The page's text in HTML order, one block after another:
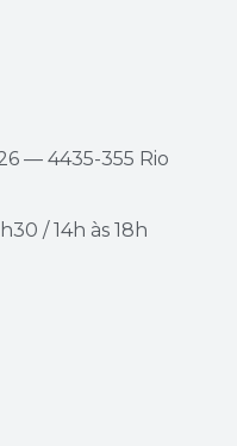
— 4435-355 Rio
/ 14h às 18h